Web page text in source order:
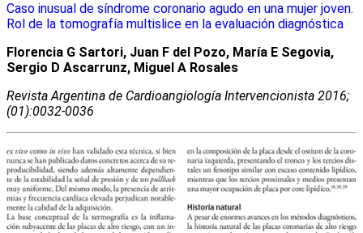
Caso inusual de síndrome coronario agudo en una mujer joven.
Rol de la tomografía multislice en la evaluación diagnóstica
Florencia G Sartori, Juan F del Pozo, María E Segovia,
Sergio D Ascarrunz, Miguel A Rosales
Revista Argentina de Cardioangiologí­a Intervencionista 2016;
(01):0032-0036